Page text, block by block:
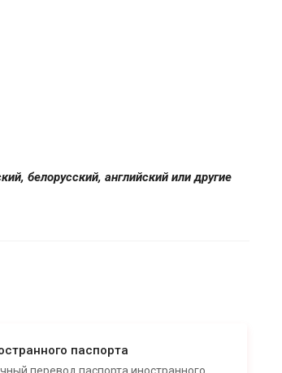
белорусский, английский или другие
паспорта